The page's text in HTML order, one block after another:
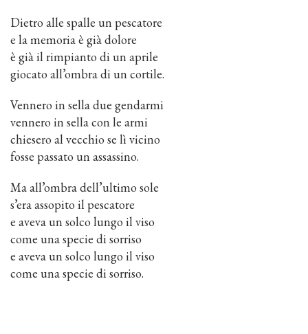
Dietro alle spalle un pescatore
e la memoria è già dolore
è già il rimpianto di un aprile
giocato all’ombra di un cortile.
Vennero in sella due gendarmi
vennero in sella con le armi
chiesero al vecchio se lì vicino
fosse passato un assassino.
Ma all’ombra dell’ultimo sole
s’era assopito il pescatore
e aveva un solco lungo il viso
come una specie di sorriso
e aveva un solco lungo il viso
come una specie di sorriso.